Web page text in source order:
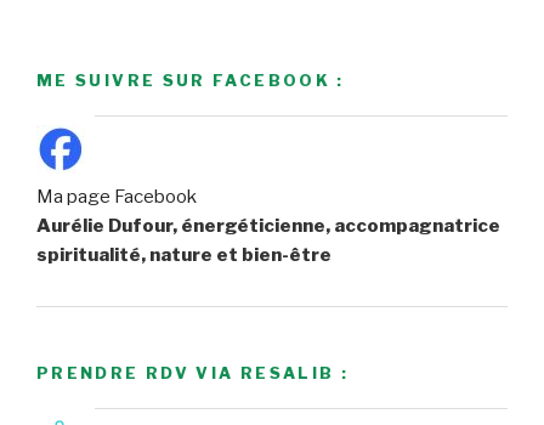
ME SUIVRE SUR FACEBOOK :
Ma page Facebook
Aurélie Dufour, énergéticienne, accompagnatrice
spiritualité, nature et bien-être
PRENDRE RDV VIA RESALIB :